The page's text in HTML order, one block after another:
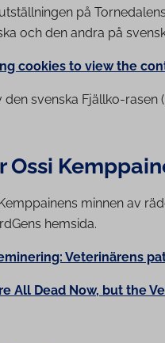
på
och den andra på
cookies to view the
svenska Fjällko-rasen
Ossi
minnen av
hemsida.
Veterinärens
All Dead Now, but the